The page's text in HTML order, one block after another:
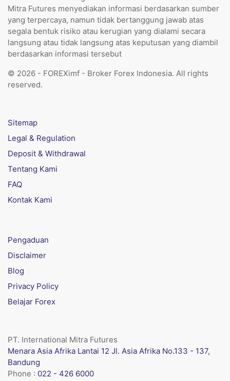
Mitra Futures menyediakan informasi berdasarkan sumber
yang terpercaya, namun tidak bertanggung jawab atas
segala bentuk risiko atau kerugian yang dialami secara
langsung atau tidak langsung atas keputusan yang diambil
berdasarkan informasi tersebut
© 2026 - FOREXimf - Broker Forex Indonesia. All rights
reserved.
Sitemap
Legal & Regulation
Deposit & Withdrawal
Tentang Kami
FAQ
Kontak Kami
Pengaduan
Disclaimer
Blog
Privacy Policy
Belajar Forex
PT. International Mitra Futures
Menara Asia Afrika Lantai 12 Jl. Asia Afrika No.133 - 137,
Bandung
Phone : 022 - 426 6000